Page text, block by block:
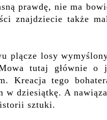
prawdę, nie ma
znajdziecie także
plącze losy
tutaj głównie o
Kreacja tego
w dziesiątkę. A
sztuki.